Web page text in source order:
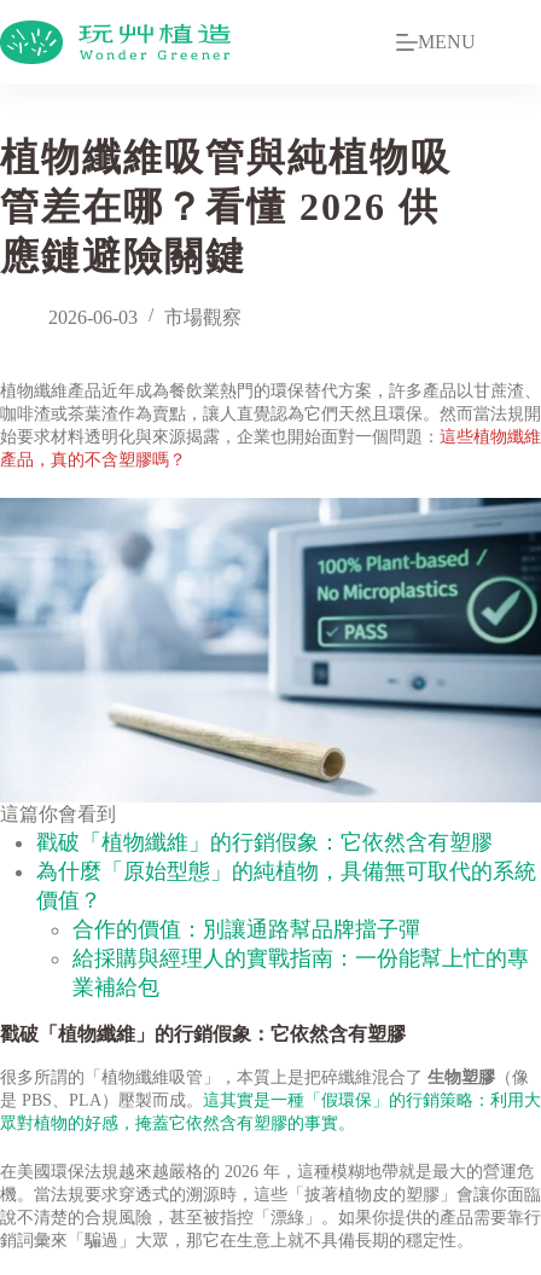
MENU
植物纖維吸管與純植物吸
管差在哪？看懂 2026 供
應鏈避險關鍵
2026-06-03 市場觀察
植物纖維產品近年成為餐飲業熱門的環保替代方案，許多產品以甘蔗渣、
咖啡渣或茶葉渣作為賣點，讓人直覺認為它們天然且環保。然而當法規開
始要求材料透明化與來源揭露，企業也開始面對一個問題： 這些植物纖維
產品，真的不含塑膠嗎？
這篇你會看到
戳破「植物纖維」的行銷假象：它依然含有塑膠
為什麼「原始型態」的純植物，具備無可取代的系統
價值？
合作的價值：別讓通路幫品牌擋子彈
給採購與經理人的實戰指南：一份能幫上忙的專
業補給包
戳破「植物纖維」的行銷假象：它依然含有塑膠
很多所謂的「植物纖維吸管」，本質上是把碎纖維混合了 生物塑膠 （像
是 PBS、PLA）壓製而成。 這其實是一種「假環保」的行銷策略：利用大
眾對植物的好感，掩蓋它依然含有塑膠的事實。
在美國環保法規越來越嚴格的 2026 年，這種模糊地帶就是最大的營運危
機。當法規要求穿透式的溯源時，這些「披著植物皮的塑膠」會讓你面臨
說不清楚的合規風險，甚至被指控「漂綠」。如果你提供的產品需要靠行
銷詞彙來「騙過」大眾，那它在生意上就不具備長期的穩定性。